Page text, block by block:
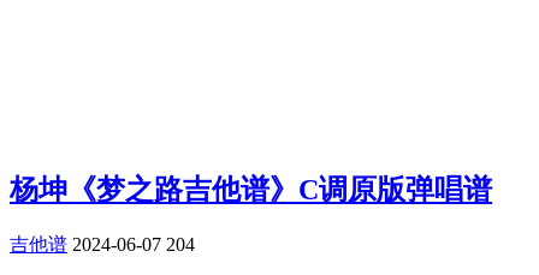
杨坤《梦之路吉他谱》C调原版弹唱谱
吉他谱 2024-06-07 204